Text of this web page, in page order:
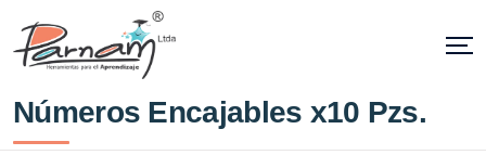
Números Encajables x10 Pzs.